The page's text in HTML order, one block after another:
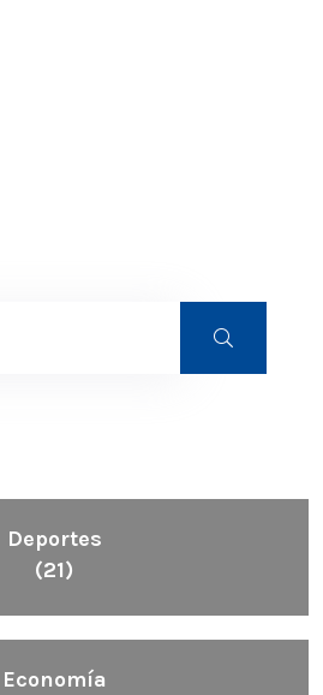
Deportes
(21)
Economía